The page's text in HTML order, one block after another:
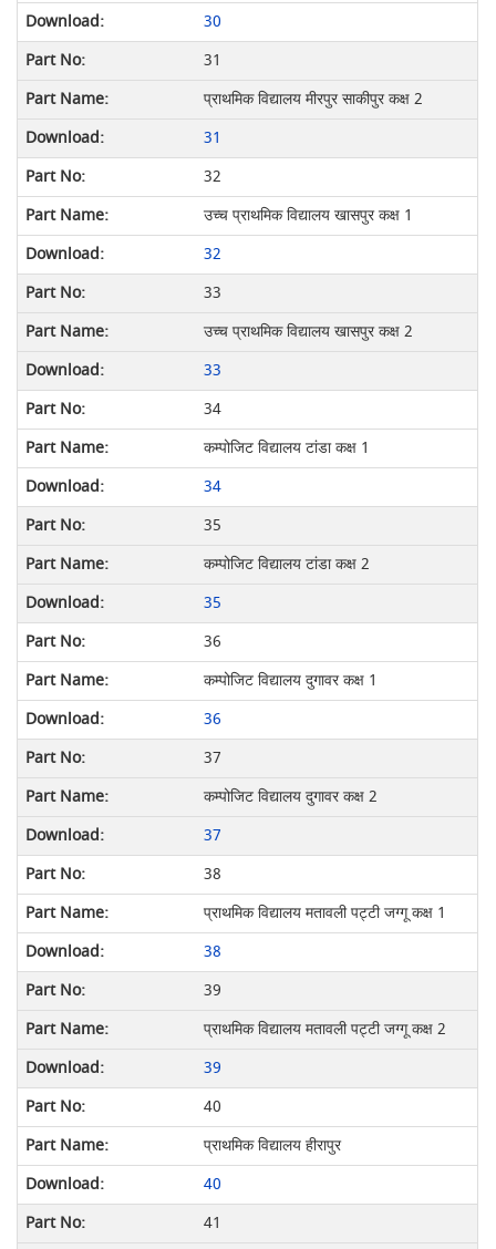
30
31
प्राथमिक विद्यालय मीरपुर साकीपुर कक्ष 2
31
32
उच्च प्राथमिक विद्यालय खासपुर कक्ष 1
32
33
उच्च प्राथमिक विद्यालय खासपुर कक्ष 2
33
34
कम्पोजिट विद्यालय टांडा कक्ष 1
34
35
कम्पोजिट विद्यालय टांडा कक्ष 2
35
36
कम्पोजिट विद्यालय दुगावर कक्ष 1
36
37
कम्पोजिट विद्यालय दुगावर कक्ष 2
37
38
प्राथमिक विद्यालय मतावली पट्टी जग्गू कक्ष 1
38
39
प्राथमिक विद्यालय मतावली पट्टी जग्गू कक्ष 2
39
40
प्राथमिक विद्यालय हीरापुर
40
41